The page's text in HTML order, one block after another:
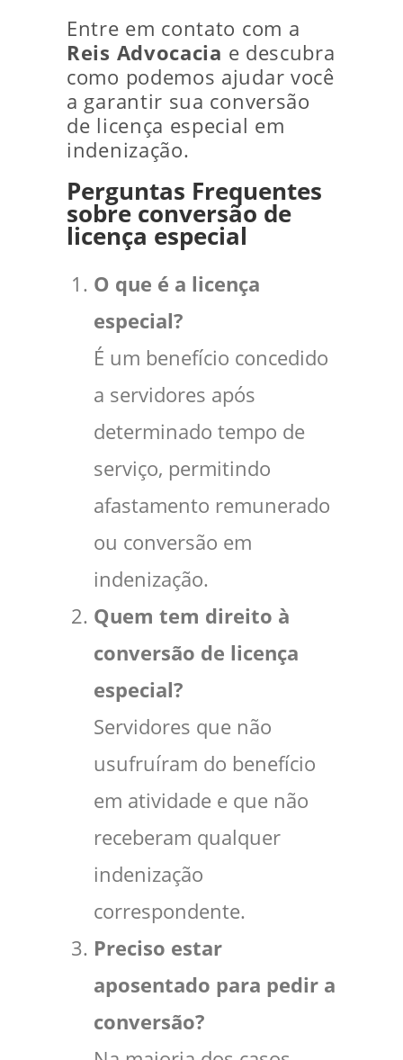
Entre em contato com a
Reis Advocacia e descubra
como podemos ajudar você
a garantir sua conversão
de licença especial em
indenização.
Perguntas Frequentes
sobre conversão de
licença especial
O que é a licença
especial?
É um benefício concedido
a servidores após
determinado tempo de
serviço, permitindo
afastamento remunerado
ou conversão em
indenização.
Quem tem direito à
conversão de licença
especial?
Servidores que não
usufruíram do benefício
em atividade e que não
receberam qualquer
indenização
correspondente.
Preciso estar
aposentado para pedir a
conversão?